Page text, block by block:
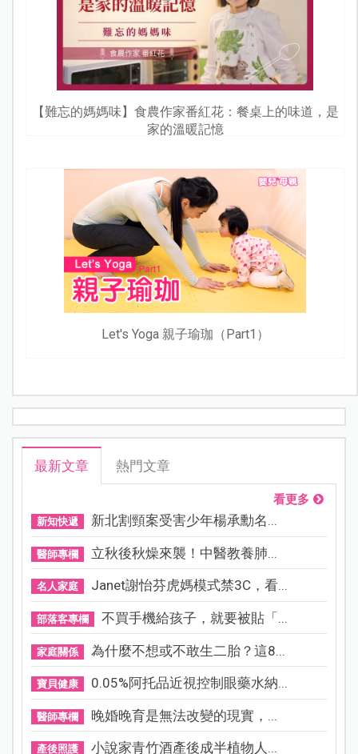
【難忘的媽媽味】食農作家番紅花：餐桌上的味道，是
家的溫暖記憶
Let's Yoga 親子瑜珈（Part1）
最新文章 熱門文章
看更多
新知快遞 新北割頸案受害少年楊承勳名...
醫師專欄 立秋後秋燥來襲！中醫教養肺...
名人家庭 Janet謝怡芬虎媽模式禁3C，看...
部落客專欄 不買手機給孩子，就要被貼「...
家庭關係 為什麼不想或不敢生二胎？這8...
寶貝健康 0.05%阿托品近視控制眼藥水納...
醫師專欄 晚婚晚育是無法改變的現實，...
產後照護 小說家青竹酒產後成半植物人...